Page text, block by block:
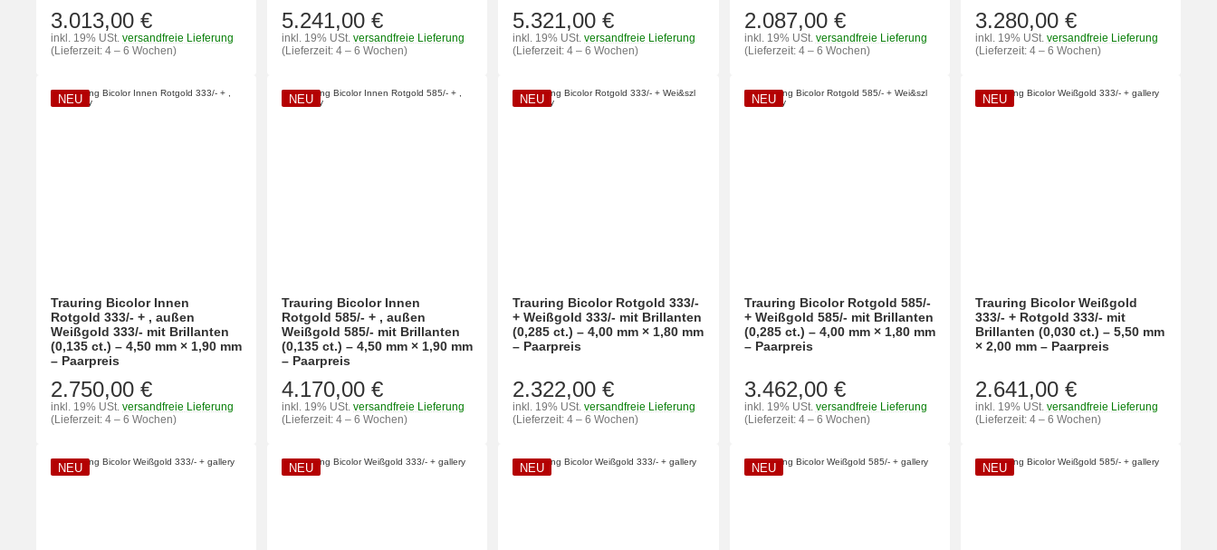
3.013,00 €
inkl. 19% USt. versandfreie Lieferung
(Lieferzeit: 4 – 6 Wochen)
5.241,00 €
inkl. 19% USt. versandfreie Lieferung
(Lieferzeit: 4 – 6 Wochen)
5.321,00 €
inkl. 19% USt. versandfreie Lieferung
(Lieferzeit: 4 – 6 Wochen)
2.087,00 €
inkl. 19% USt. versandfreie Lieferung
(Lieferzeit: 4 – 6 Wochen)
3.280,00 €
inkl. 19% USt. versandfreie Lieferung
(Lieferzeit: 4 – 6 Wochen)
NEU
Trauring Bicolor Innen
Rotgold 333/- + , außen
Weißgold 333/- mit Brillanten
(0,135 ct.) – 4,50 mm × 1,90 mm
– Paarpreis
2.750,00 €
inkl. 19% USt. versandfreie Lieferung
(Lieferzeit: 4 – 6 Wochen)
NEU
Trauring Bicolor Innen
Rotgold 585/- + , außen
Weißgold 585/- mit Brillanten
(0,135 ct.) – 4,50 mm × 1,90 mm
– Paarpreis
4.170,00 €
inkl. 19% USt. versandfreie Lieferung
(Lieferzeit: 4 – 6 Wochen)
NEU
Trauring Bicolor Rotgold 333/-
+ Weißgold 333/- mit Brillanten
(0,285 ct.) – 4,00 mm × 1,80 mm
– Paarpreis
2.322,00 €
inkl. 19% USt. versandfreie Lieferung
(Lieferzeit: 4 – 6 Wochen)
NEU
Trauring Bicolor Rotgold 585/-
+ Weißgold 585/- mit Brillanten
(0,285 ct.) – 4,00 mm × 1,80 mm
– Paarpreis
3.462,00 €
inkl. 19% USt. versandfreie Lieferung
(Lieferzeit: 4 – 6 Wochen)
NEU
Trauring Bicolor Weißgold
333/- + Rotgold 333/- mit
Brillanten (0,030 ct.) – 5,50 mm
× 2,00 mm – Paarpreis
2.641,00 €
inkl. 19% USt. versandfreie Lieferung
(Lieferzeit: 4 – 6 Wochen)
NEU NEU NEU NEU NEU